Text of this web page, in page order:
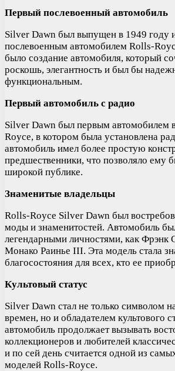
Первый послевоенный автомобиль
Silver Dawn был выпущен в 1949 году
послевоенным автомобилем Rolls-
было создание автомобиля, который
роскошь, элегантность и был бы
функциональным.
Первый автомобиль с радио
Silver Dawn был первым автомобилем
Royce, в котором была установлена
автомобиль имел более простую
предшественники, что позволяло ему
широкой публике.
Знаменитые владельцы
Rolls-Royce Silver Dawn был
моды и знаменитостей. Автомобиль
легендарными личностями, как Фрэнк
Монако Раинье III. Эта модель стала
благосостояния для всех, кто ее
Культовый статус
Silver Dawn стал не только символом
времен, но и обладателем культового
автомобиль продолжает вызывать
коллекционеров и любителей
и по сей день считается одной из
моделей Rolls-Royce.